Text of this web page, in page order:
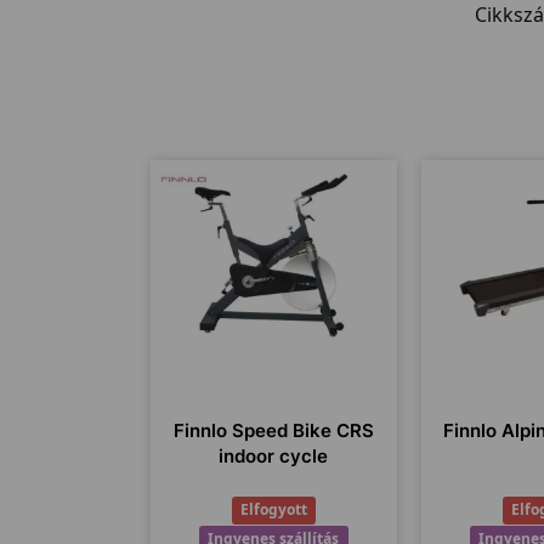
Finnlo Speed Bike CRS
indoor cycle
Elfogyott
Ingyenes szállítás
Finnlo